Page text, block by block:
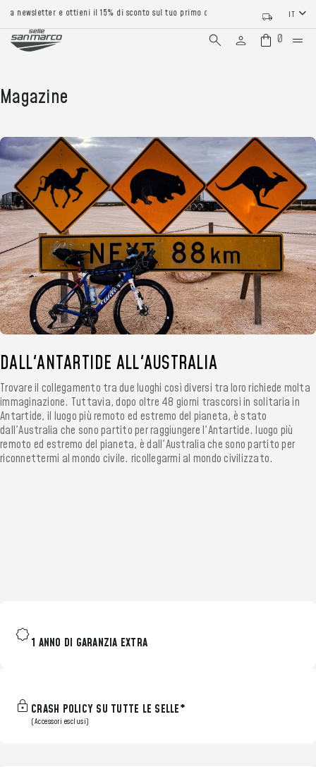
newsletter e ottieni il 15% di sconto sul tuo primo ordine IT
0
Magazine
DALL'ANTARTIDE ALL'AUSTRALIA
Trovare il collegamento tra due luoghi così diversi tra loro richiede molta
immaginazione. Tuttavia, dopo oltre 48 giorni trascorsi in solitaria in
Antartide, il luogo più remoto ed estremo del pianeta, è stato
dall'Australia che sono partito per raggiungere l'Antartide. luogo più
remoto ed estremo del pianeta, è dall'Australia che sono partito per
riconnettermi al mondo civile. ricollegarmi al mondo civilizzato.
1 ANNO DI GARANZIA EXTRA
CRASH POLICY SU TUTTE LE SELLE*
(Accessori esclusi)